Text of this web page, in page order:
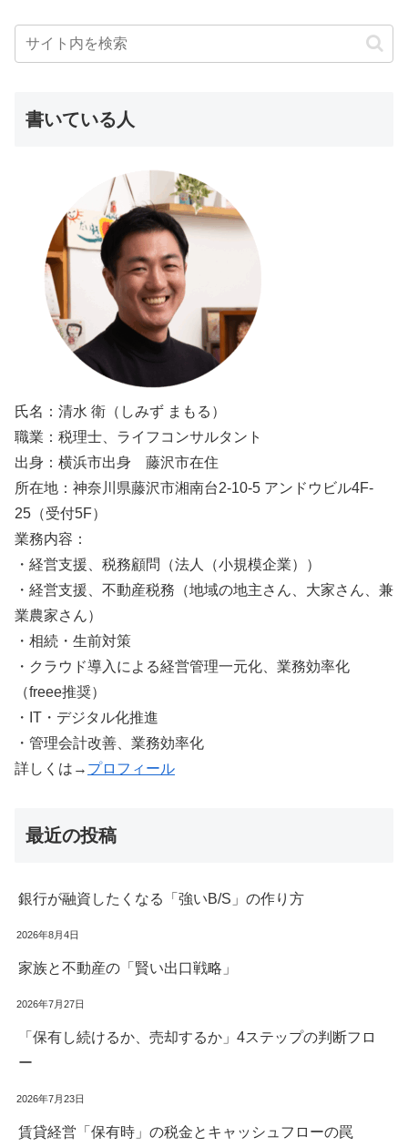
書いている人
氏名：清水 衛（しみず まもる）
職業：税理士、ライフコンサルタント
出身：横浜市出身 藤沢市在住
所在地：神奈川県藤沢市湘南台2-10-5 アンドウビル4F-
25（受付5F）
業務内容：
・経営支援、税務顧問（法人（小規模企業））
・経営支援、不動産税務（地域の地主さん、大家さん、兼
業農家さん）
・相続・生前対策
・クラウド導入による経営管理一元化、業務効率化
（freee推奨）
・IT・デジタル化推進
・管理会計改善、業務効率化
詳しくは→ プロフィール
最近の投稿
銀行が融資したくなる「強いB/S」の作り方
2026年8月4日
家族と不動産の「賢い出口戦略」
2026年7月27日
「保有し続けるか、売却するか」4ステップの判断フロ
ー
2026年7月23日
賃貸経営「保有時」の税金とキャッシュフローの罠